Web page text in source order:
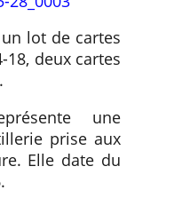
lot de cartes
18, deux cartes
une
prise aux
Elle date du